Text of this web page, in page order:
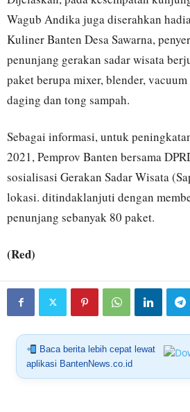
Wagub Andika juga diserahkan
Kuliner Banten Desa Sawarna,
penunjang gerakan sadar wisata
paket berupa mixer, blender,
daging dan tong sampah.
Sebagai informasi, untuk
2021, Pemprov Banten bersama
sosialisasi Gerakan Sadar Wisata
lokasi. ditindaklanjuti dengan
penunjang sebanyak 80 paket.
(Red)
Baca berita lebih cepat lewat
aplikasi BantenNews.co.id